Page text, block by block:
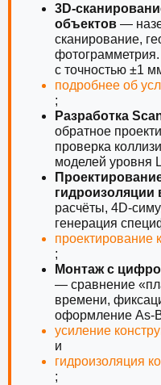
3D-
объектов —
сканирование,
с точностью ±1
подробнее об
;
Разработка
обратное
проверка
моделей уровня
гидроизоляции
расчёты, 4D-
генерация
проектирование
;
Монтаж с
— сравнение
времени,
оформление As-
усиление
и
гидроизоляция
;